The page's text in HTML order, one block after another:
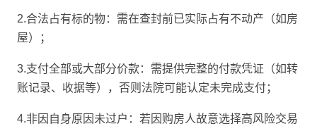
2.合法占有标的物：需在查封前已实际占有不动产（如房
屋）；
3.支付全部或大部分价款：需提供完整的付款凭证（如转
账记录、收据等），否则法院可能认定未完成支付；
4.非因自身原因未过户：若因购房人故意选择高风险交易